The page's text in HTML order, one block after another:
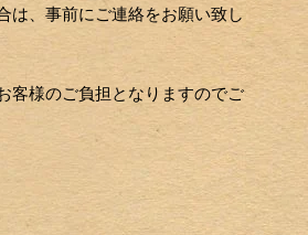
は、事前にご連絡をお願い致し
客様のご負担となりますのでご